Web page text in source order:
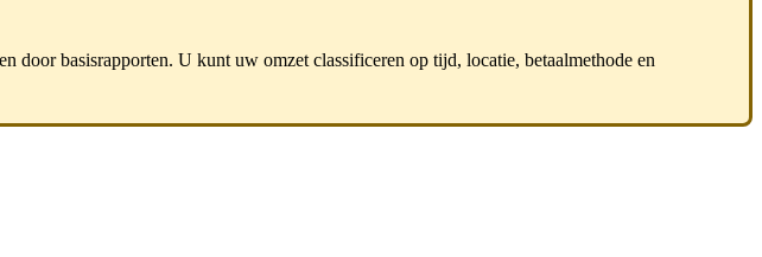
door basisrapporten. U kunt uw omzet classificeren op tijd, locatie, betaalmethode en